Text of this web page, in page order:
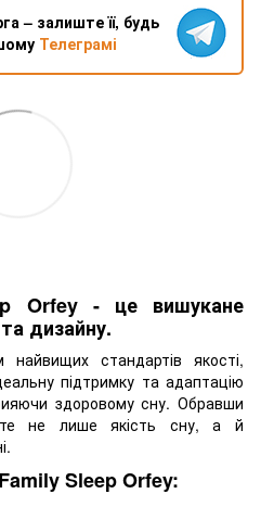
– залиште її, будь
Телеграмі
Orfey - це вишукане
дизайну.
стандартів якості,
підтримку та адаптацію
здоровому сну. Обравши
не лише якість сну, а й
Sleep Orfey: